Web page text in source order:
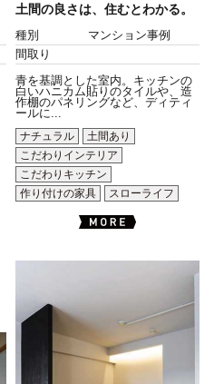
土間の良さは、住むとわかる。
種別
マンション事例
間取り
青を基調とした室内。キッチンの
白いハニカム貼りのタイルや、造
作棚のパネリングなど、ディティ
ールに...
ナチュラル
土間あり
こだわりインテリア
こだわりキッチン
作り付けの家具
スローライフ